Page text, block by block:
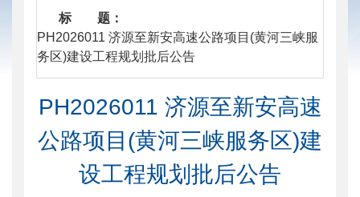
标 题：
​ PH2026011 济源至新安高速公路项目(黄河三峡服
务区)建设工程规划批后公告
PH2026011 济源至新安高速
公路项目(黄河三峡服务区)建
设工程规划批后公告